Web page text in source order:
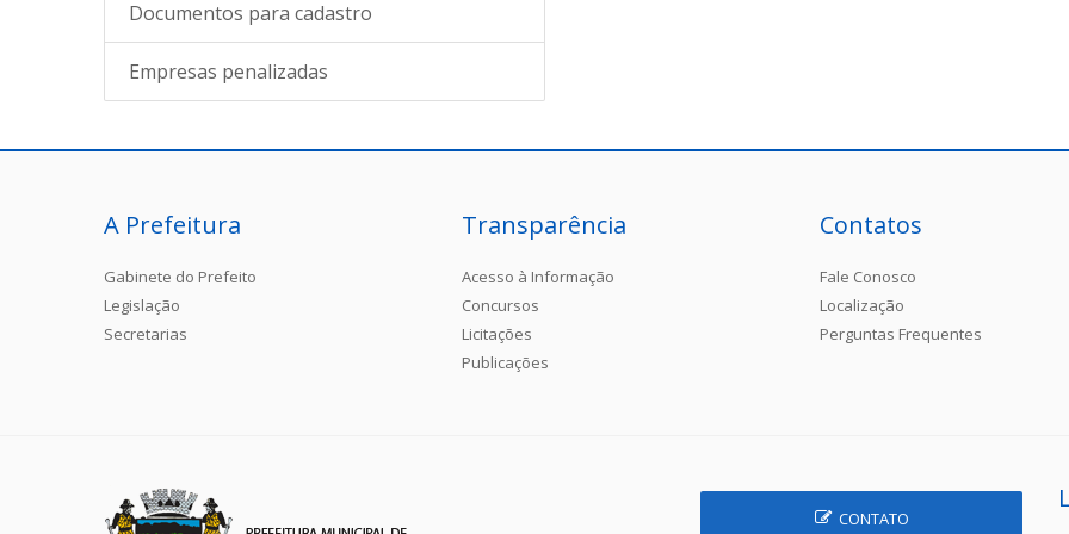
Documentos para cadastro
Empresas penalizadas
A Prefeitura
Gabinete do Prefeito
Legislação
Secretarias
Transparência
Acesso à Informação
Concursos
Licitações
Publicações
Contatos
Fale Conosco
Localização
Perguntas Frequentes
CONTATO